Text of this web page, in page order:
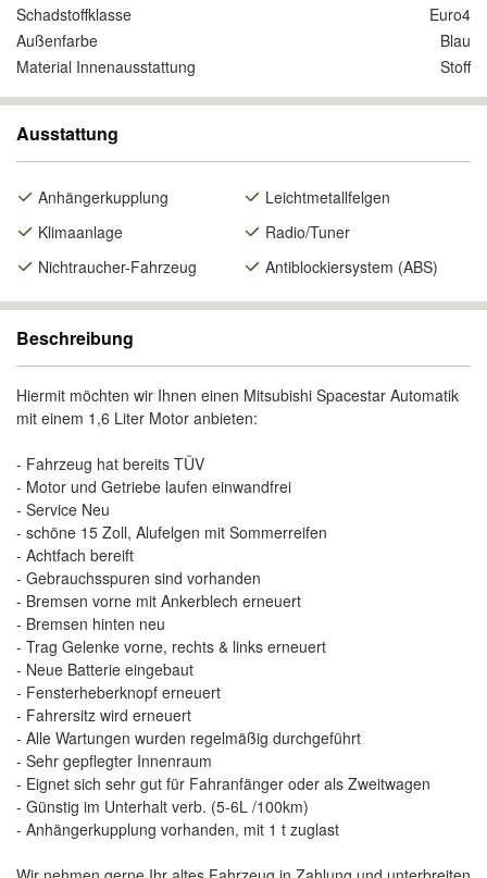
Schadstoffklasse
Euro4
Außenfarbe
Blau
Material Innenausstattung
Stoff
Ausstattung
Anhängerkupplung
Leichtmetallfelgen
Klimaanlage
Radio/Tuner
Nichtraucher-Fahrzeug
Antiblockiersystem (ABS)
Beschreibung
Hiermit möchten wir Ihnen einen Mitsubishi Spacestar Automatik
mit einem 1,6 Liter Motor anbieten:
- Fahrzeug hat bereits TÜV
- Motor und Getriebe laufen einwandfrei
- Service Neu
- schöne 15 Zoll, Alufelgen mit Sommerreifen
- Achtfach bereift
- Gebrauchsspuren sind vorhanden
- Bremsen vorne mit Ankerblech erneuert
- Bremsen hinten neu
- Trag Gelenke vorne, rechts & links erneuert
- Neue Batterie eingebaut
- Fensterheberknopf erneuert
- Fahrersitz wird erneuert
- Alle Wartungen wurden regelmäßig durchgeführt
- Sehr gepflegter Innenraum
- Eignet sich sehr gut für Fahranfänger oder als Zweitwagen
- Günstig im Unterhalt verb. (5-6L /100km)
- Anhängerkupplung vorhanden, mit 1 t zuglast